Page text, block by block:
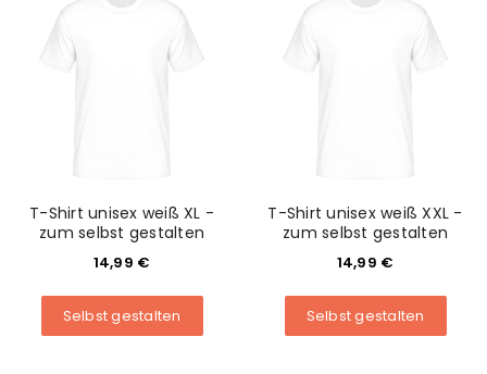
ANMELDEN
T-Shirt unisex weiß XL -
zum selbst gestalten
14,99 €
Selbst gestalten
T-Shirt unisex weiß XXL -
zum selbst gestalten
14,99 €
Selbst gestalten